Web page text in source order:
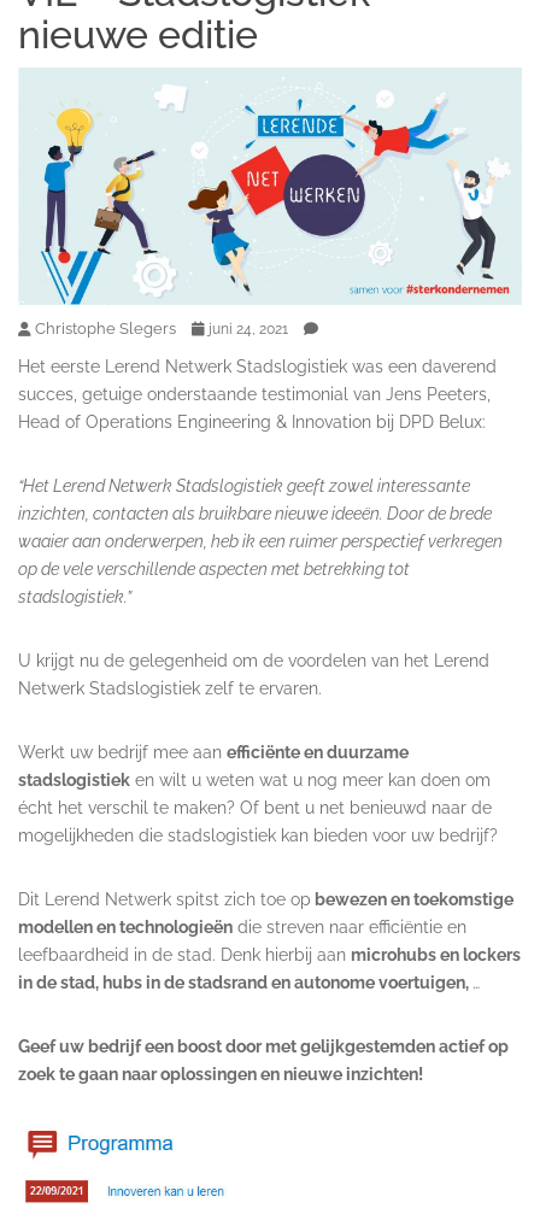
nieuwe editie
Christophe Slegers juni 24, 2021
Het eerste Lerend Netwerk Stadslogistiek was een daverend
succes, getuige onderstaande testimonial van Jens Peeters,
Head of Operations Engineering & Innovation bij DPD Belux:
“Het Lerend Netwerk Stadslogistiek geeft zowel interessante
inzichten, contacten als bruikbare nieuwe ideeën. Door de brede
waaier aan onderwerpen, heb ik een ruimer perspectief verkregen
op de vele verschillende aspecten met betrekking tot
stadslogistiek.”
U krijgt nu de gelegenheid om de voordelen van het Lerend
Netwerk Stadslogistiek zelf te ervaren.
Werkt uw bedrijf mee aan efficiënte en duurzame
stadslogistiek en wilt u weten wat u nog meer kan doen om
écht het verschil te maken? Of bent u net benieuwd naar de
mogelijkheden die stadslogistiek kan bieden voor uw bedrijf?
Dit Lerend Netwerk spitst zich toe op bewezen en toekomstige
modellen en technologieën die streven naar efficiëntie en
leefbaardheid in de stad. Denk hierbij aan microhubs en lockers
in de stad, hubs in de stadsrand enautonome voertuigen, …
Geef uw bedrijf een boost door met gelijkgestemden actief op
zoek te gaan naar oplossingen en nieuwe inzichten!